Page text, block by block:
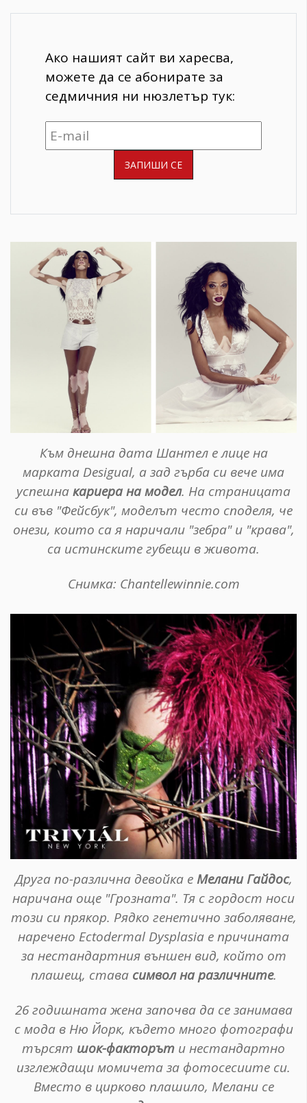
Ако нашият сайт ви харесва,
можете да се абонирате за
седмичния ни нюзлетър тук:
Към днешна дата Шантел е лице на
марката Desigual, а зад гърба си вече има
успешнакариера на модел. На страницата
си във "Фейсбук", моделът често споделя, че
онези, които са я наричали "зебра" и "крава",
са истинските губещи в живота.
Снимка: Chantellewinnie.com
Друга по-различна девойка еМелани Гайдос,
наричана още "Грозната". Тя с гордост носи
този си прякор. Рядко генетично заболяване,
наречено Ectodermal Dysplasia е причината
за нестандартния външен вид, който от
плашещ, става символ на различните.
26 годишната жена започва да се занимава
с мода в Ню Йорк, където много фотографи
търсят шок-факторът и нестандартно
изглеждащи момичета за фотосесиите си.
Вместо в цирково плашило, Мелани се